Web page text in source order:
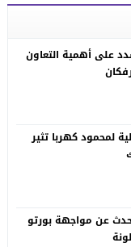
على أهمية التعاون
لمحمود كهربا تثير
عن مواجهة بورتو